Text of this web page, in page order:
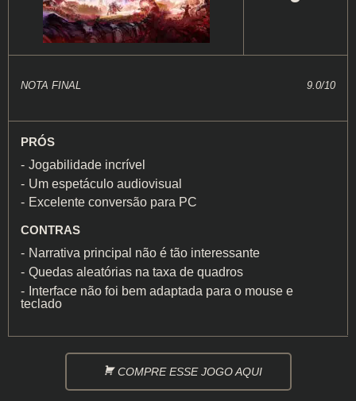
NOTA FINAL 9.0/10
PRÓS
Jogabilidade incrível
Um espetáculo audiovisual
Excelente conversão para PC
CONTRAS
Narrativa principal não é tão interessante
Quedas aleatórias na taxa de quadros
Interface não foi bem adaptada para o mouse e
teclado
COMPRE ESSE JOGO AQUI